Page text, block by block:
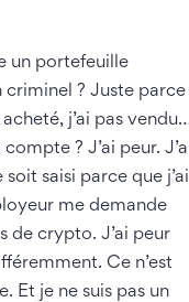
un portefeuille
? Juste parce
acheté, j’ai pas
? J’ai peur.
saisi parce que j’ai
me demande
de crypto. J’ai peur
Ce n’est
Et je ne suis pas un